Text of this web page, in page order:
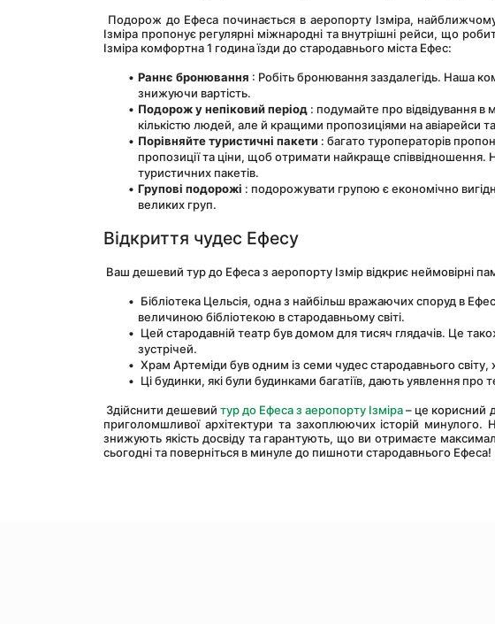
Ізміра пропонує регулярні міжнародні та внутрішні рейси, що
Ізміра комфортна 1 година їзди до стародавнього міста Ефес:
Раннє бронювання : Робіть бронювання заздалегідь. Наша
знижуючи вартість.
Подорож у непіковий період : подумайте про відвідування
кількістю людей, але й кращими пропозиціями на авіарейси
Порівняйте туристичні пакети : багато туроператорів
пропозиції та ціни, щоб отримати найкраще
туристичних пакетів.
Групові подорожі : подорожувати групою є економічно
великих груп.
Відкриття чудес Ефесу
Ваш дешевий тур до Ефеса з аеропорту Ізмір відкриє неймовірні
Бібліотека Цельсія, одна з найбільш вражаючих споруд в
величиною бібліотекою в стародавньому світі.
Цей стародавній театр був домом для тисяч глядачів. Це
зустрічей.
Храм Артеміди був одним із семи чудес стародавнього
Ці будинки, які були будинками багатіїв, дають уявлення
Здійснити дешевий тур до Ефеса з аеропорту Ізміра – це корисний
приголомшливої архітектури та захоплюючих історій
знижують якість досвіду та гарантують, що ви отримаєте
сьогодні та поверніться в минуле до пишноти стародавнього Ефеса!